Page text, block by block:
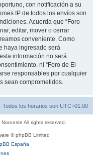
con notificación a su
IP de todos los envíos son
Acuerda que “Foro
editar, mover o cerrar
conveniente. Como
haya ingresado será
información no será
ni “Foro de El
responsables por cualquier
sean comprometidos.
Todos los horarios son UTC+01:00
All rights reserved.
© phpBB Limited
España